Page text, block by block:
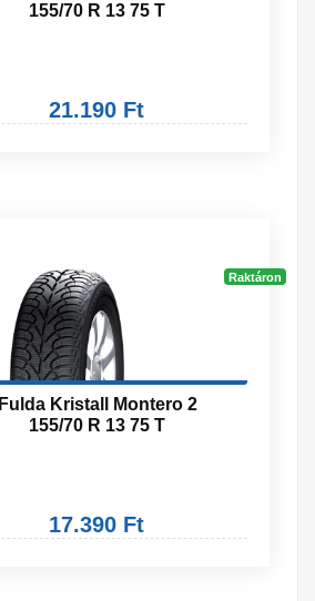
155/70 R 13 75 T
21.190 Ft
Raktáron
Fulda Kristall Montero 2
155/70 R 13 75 T
17.390 Ft